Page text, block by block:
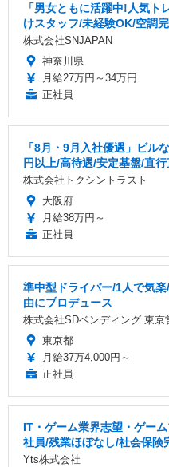
「男女ともに活躍中!人気
けスタッフ/未経験OK/空調
株式会社SNJAPAN
神奈川県
月給27万円～34万円
正社員
「8月・9月入社優遇」ビル
円以上/高待遇/安定基盤/直
株式会社トクシントラスト
大阪府
月給38万円～
正社員
準中型ドライバー/1人で気
由にプロデュース
株式会社SDベンディング 東京
東京都
月給37万4,000円～
正社員
IT・ゲーム業界志望・ゲー
社員/残業ほぼなし/社会保険
Yts株式会社